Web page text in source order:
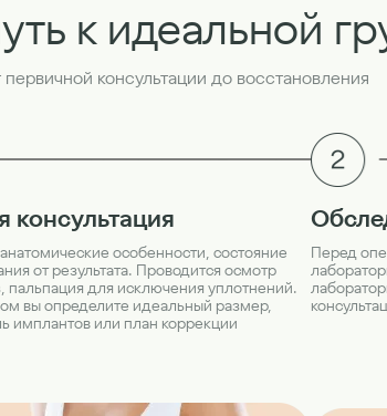
к идеальной
консультации до восстановления
консультация
особенности, состояние
от результата. Проводится осмотр
пальпация для исключения уплотнений.
вы определите идеальный размер,
имплантов или план коррекции
Перед